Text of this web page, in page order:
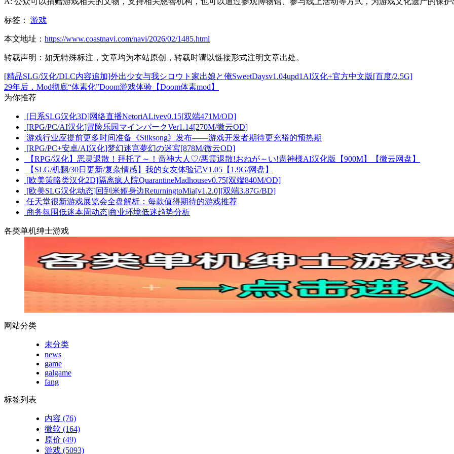
标签： 游戏
本文地址： https://www.coastnavi.com/navi/2026/02/1485.html
转载声明： 如无特殊标注，文章均为本站原创，转载时请以链接形式注明文章出处。
[精品SLG/汉化/DLC内容追加]外出少女与我シロウト家出娘と俺SweetDaysv1.04upd1AI汉化+官方中文版[百度/2.5G]
29年后，Mod彻底“体素化”Doom游戏体验【Doom体素mod】
为你推荐
[日系SLG汉化3D]网络直播NetoriALivev0.15[双端471M/OD]
[RPG/PC/AI汉化]冒险乐园マインパークVer1.14[270M/微云OD]
游戏行业应提前更多时间准备《Silksong》发布——游戏开发者期待更充裕的预热期
[RPG/PC+安卓/AI汉化]梦幻迷宫夢幻の迷宮[878M/微云OD]
【RPG/汉化】恶灵退散！拜托了～！啬神大人♡/悪霊退散!おねが～い!啬神様AI汉化版【900M】【微云网盘】
【SLG/机翻/30日更新/复杂情感】我的女友体验记V1.05【1.9G/网盘】
[欧美策略类汉化2D]隔离疯人院QuarantineMadhousev0.75[双端840M/OD]
[欧美SLG汉化动态]回到米娅身边ReturningtoMia[v1.2.0][双端3.87G/BD]
任天堂很新游戏展览会全盘解析：每款值得期待的游戏推荐
商务氛围低迷本周动态|商业环境低迷趋势分析
各类单机绅士游戏
网站分类
未分类
news
game
galgame
fang
标签列表
内容 (76)
微软 (164)
原价 (49)
游戏 (5093)